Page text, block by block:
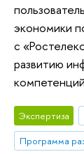
экономики
с
развитию
Экспертиза
Программа